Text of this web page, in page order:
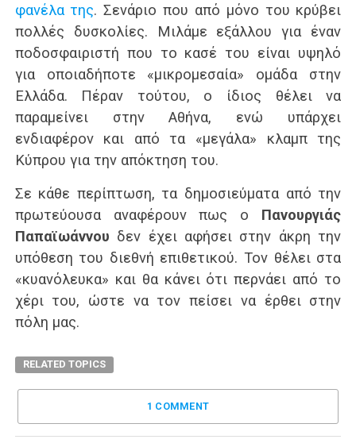
φανέλα της. Σενάριο που από μόνο του κρύβει
πολλές δυσκολίες. Μιλάμε εξάλλου για έναν
ποδοσφαιριστή που το κασέ του είναι υψηλό
για οποιαδήποτε «μικρομεσαία» ομάδα στην
Ελλάδα. Πέραν τούτου, ο ίδιος θέλει να
παραμείνει στην Αθήνα, ενώ υπάρχει
ενδιαφέρον και από τα «μεγάλα» κλαμπ της
Κύπρου για την απόκτηση του.
Σε κάθε περίπτωση, τα δημοσιεύματα από την
πρωτεύουσα αναφέρουν πως ο Πανουργιάς
Παπαϊωάννου δεν έχει αφήσει στην άκρη την
υπόθεση του διεθνή επιθετικού. Τον θέλει στα
«κυανόλευκα» και θα κάνει ότι περνάει από το
χέρι του, ώστε να τον πείσει να έρθει στην
πόλη μας.
RELATED TOPICS
1 COMMENT